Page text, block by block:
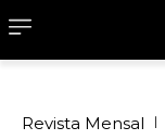
Revista Mensal